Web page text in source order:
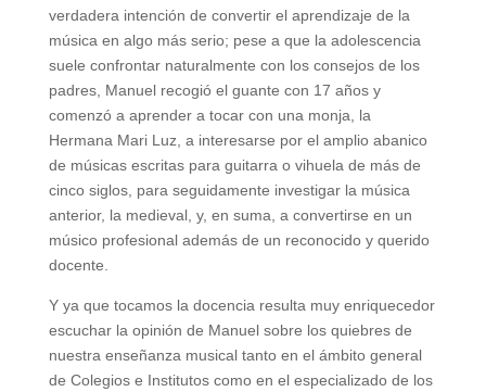
verdadera intención de convertir el aprendizaje de la
música en algo más serio; pese a que la adolescencia
suele confrontar naturalmente con los consejos de los
padres, Manuel recogió el guante con 17 años y
comenzó a aprender a tocar con una monja, la
Hermana Mari Luz, a interesarse por el amplio abanico
de músicas escritas para guitarra o vihuela de más de
cinco siglos, para seguidamente investigar la música
anterior, la medieval, y, en suma, a convertirse en un
músico profesional además de un reconocido y querido
docente.
Y ya que tocamos la docencia resulta muy enriquecedor
escuchar la opinión de Manuel sobre los quiebres de
nuestra enseñanza musical tanto en el ámbito general
de Colegios e Institutos como en el especializado de los